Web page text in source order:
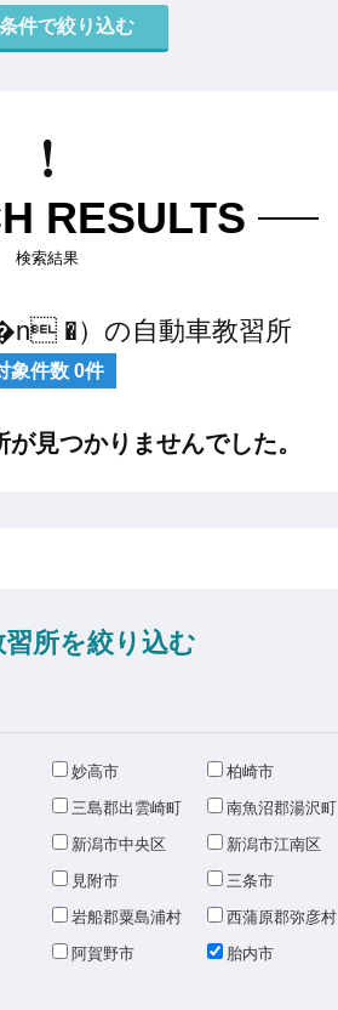
RESULTS
検索結果
�）の自動車教習所
象件数 0件
見つかりませんでした。
習所を絞り込む
妙高市 柏崎市
三島郡出雲崎町 南魚沼郡湯沢町
新潟市中央区 新潟市江南区
見附市 三条市
岩船郡粟島浦村 西蒲原郡弥彦村
阿賀野市 胎内市